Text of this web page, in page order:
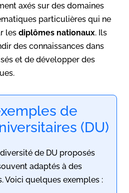
axés sur des domaines
particulières qui ne
les diplômes nationaux. Ils
des connaissances dans
et de développer des
de
(DU)
de DU proposés
adaptés à des
Voici quelques exemples :